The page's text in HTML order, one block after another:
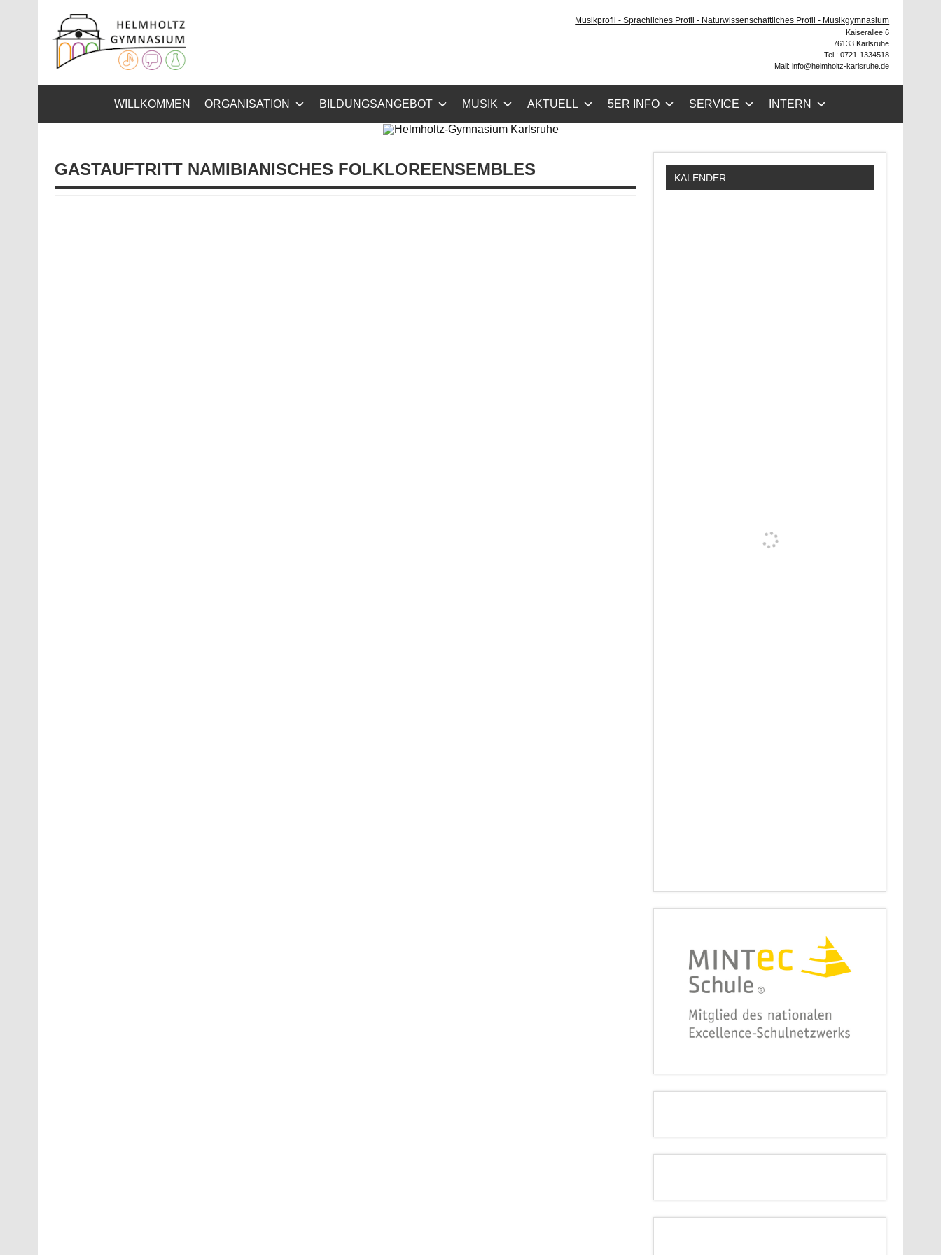
Helmholtz-Gymnasium KarlsruheMusikprofil - Sprachliches Profil - Naturwissenschaftliches Profil - Musikgymnasium
Kaiserallee 6
76133 Karlsruhe
Tel.: 0721-1334518
Mail: info@helmholtz-karlsruhe.de
WILLKOMMEN ORGANISATION BILDUNGSANGEBOT MUSIK AKTUELL 5ER INFO SERVICE INTERN
GASTAUFTRITT NAMIBIANISCHES FOLKLOREENSEMBLES KALENDER